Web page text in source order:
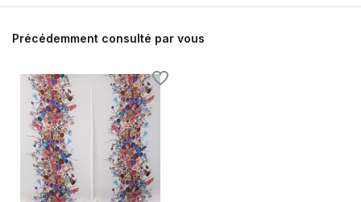
Précédemment consulté par vous